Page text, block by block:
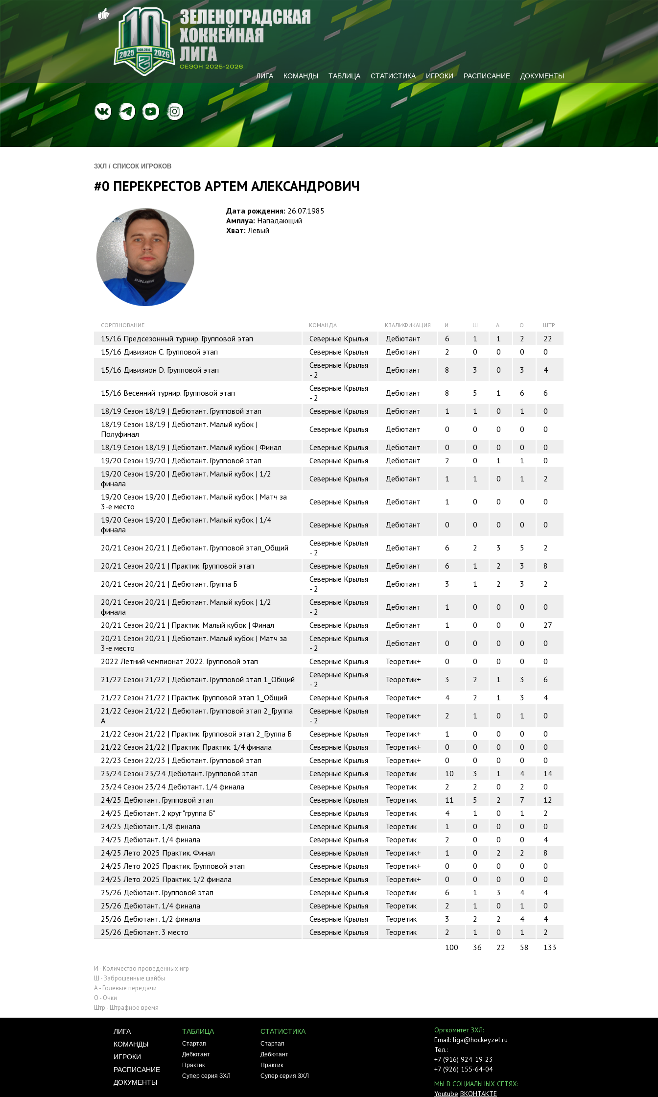
ЛИГА КОМАНДЫ ТАБЛИЦА СТАТИСТИКА ИГРОКИ РАСПИСАНИЕ ДОКУМЕНТЫ
ЗХЛ / СПИСОК ИГРОКОВ
#0 ПЕРЕКРЕСТОВ АРТЕМ АЛЕКСАНДРОВИЧ
Дата рождения: 26.07.1985
Амплуа: Нападающий
Хват: Левый
СОРЕВНОВАНИЕ КОМАНДА КВАЛИФИКАЦИЯ И Ш А О ШТР
15/16 Предсезонный турнир. Групповой этап Северные Крылья Дебютант 6 1 1 2
22
15/16 Дивизион C. Групповой этап Северные Крылья Дебютант 2 0 0 0
0
15/16 Дивизион D. Групповой этап
Северные Крылья
- 2
Дебютант 8 3 0 3 4
15/16 Весенний турнир. Групповой этап
Северные Крылья
- 2
Дебютант 8 5 1 6
6
18/19 Сезон 18/19 | Дебютант. Групповой этап Северные Крылья Дебютант 1 1 0 1
0
18/19 Сезон 18/19 | Дебютант. Малый кубок |
Полуфинал
Северные Крылья Дебютант 0 0 0 0
0
18/19 Сезон 18/19 | Дебютант. Малый кубок | Финал Северные Крылья Дебютант 0 0 0 0
0
19/20 Сезон 19/20 | Дебютант. Групповой этап Северные Крылья Дебютант 2 0 1 1
0
19/20 Сезон 19/20 | Дебютант. Малый кубок | 1/2
финала
Северные Крылья Дебютант 1 1 0 1
2
19/20 Сезон 19/20 | Дебютант. Малый кубок | Матч за
3-е место
Северные Крылья Дебютант 1 0 0 0
0
19/20 Сезон 19/20 | Дебютант. Малый кубок | 1/4
финала
Северные Крылья Дебютант 0 0 0 0 0
20/21 Сезон 20/21 | Дебютант. Групповой этап_Общий
Северные Крылья
- 2
Дебютант 6 2 3 5
2
20/21 Сезон 20/21 | Практик. Групповой этап Северные Крылья Дебютант 6 1 2 3
8
20/21 Сезон 20/21 | Дебютант. Группа Б
Северные Крылья
- 2
Дебютант 3 1 2 3
2
20/21 Сезон 20/21 | Дебютант. Малый кубок | 1/2
финала
Северные Крылья
- 2
Дебютант 1 0 0 0
0
20/21 Сезон 20/21 | Практик. Малый кубок | Финал Северные Крылья Дебютант 1 0 0 0
27
20/21 Сезон 20/21 | Дебютант. Малый кубок | Матч за
3-е место
Северные Крылья
- 2
Дебютант 0 0 0 0
0
2022 Летний чемпионат 2022. Групповой этап Северные Крылья Теоретик+ 0 0 0 0
0
21/22 Сезон 21/22 | Дебютант. Групповой этап 1_Общий
Северные Крылья
- 2
Теоретик+ 3 2 1 3
6
21/22 Сезон 21/22 | Практик. Групповой этап 1_Общий Северные Крылья Теоретик+ 4 2 1 3
4
21/22 Сезон 21/22 | Дебютант. Групповой этап 2_Группа
А
Северные Крылья
- 2
Теоретик+ 2 1 0 1
0
21/22 Сезон 21/22 | Практик. Групповой этап 2_Группа Б Северные Крылья Теоретик+ 1 0 0 0
0
21/22 Сезон 21/22 | Практик. Практик. 1/4 финала Северные Крылья Теоретик+ 0 0 0 0
0
22/23 Сезон 22/23 | Дебютант. Групповой этап Северные Крылья Теоретик+ 0 0 0 0
0
23/24 Сезон 23/24 Дебютант. Групповой этап Северные Крылья Теоретик 10 3 1 4
14
23/24 Сезон 23/24 Дебютант. 1/4 финала Северные Крылья Теоретик 2 2 0 2
0
24/25 Дебютант. Групповой этап Северные Крылья Теоретик 11 5 2 7
12
24/25 Дебютант. 2 круг "группа Б" Северные Крылья Теоретик 4 1 0 1
2
24/25 Дебютант. 1/8 финала Северные Крылья Теоретик 1 0 0 0
0
24/25 Дебютант. 1/4 финала Северные Крылья Теоретик 2 0 0 0
4
24/25 Лето 2025 Практик. Финал Северные Крылья Теоретик+ 1 0 2 2
8
24/25 Лето 2025 Практик. Групповой этап Северные Крылья Теоретик+ 0 0 0 0
0
24/25 Лето 2025 Практик. 1/2 финала Северные Крылья Теоретик+ 0 0 0 0
0
25/26 Дебютант. Групповой этап Северные Крылья Теоретик 6 1 3 4
4
25/26 Дебютант. 1/4 финала Северные Крылья Теоретик 2 1 0 1
0
25/26 Дебютант. 1/2 финала Северные Крылья Теоретик 3 2 2 4
4
25/26 Дебютант. 3 место Северные Крылья Теоретик 2 1 0 1
2
100
36 22 58 133
И - Количество проведенных игр
Ш - Заброшенные шайбы
А - Голевые передачи
О - Очки
Штр - Штрафное время
Оргкомитет ЗХЛ:
Email: liga@hockeyzel.ru
Тел.:
+7 (916) 924-19-23
+7 (926) 155-64-04
МЫ В СОЦИАЛЬНЫХ СЕТЯХ:
Youtube ВКОНТАКТЕ
ЛИГА
КОМАНДЫ
ТАБЛИЦА
Стартап
Дебютант
Практик
Супер серия ЗХЛ
СТАТИСТИКА
Стартап
Дебютант
Практик
Супер серия ЗХЛ
ИГРОКИ
РАСПИСАНИЕ
ДОКУМЕНТЫ